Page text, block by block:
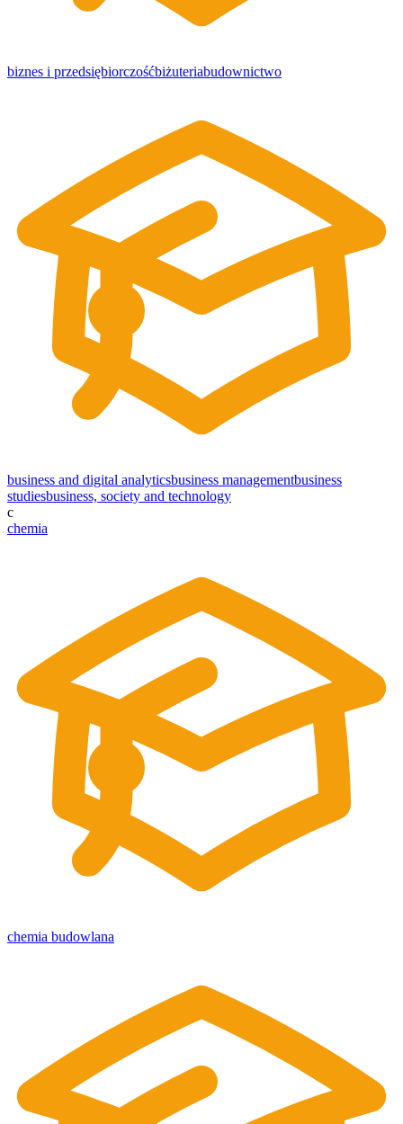
biznes i przedsiębiorczośćbiżuteriabudownictwo
business and digital analyticsbusiness managementbusiness
studiesbusiness, society and technology
c
chemia
chemia budowlana